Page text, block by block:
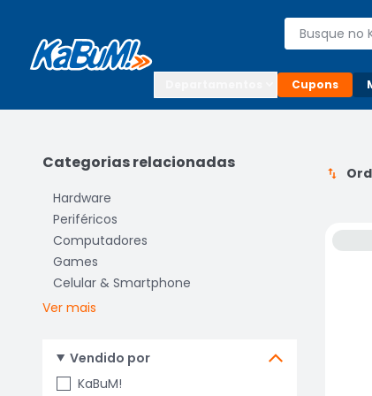
Buscar
Cupons
Categorias relacionadas
Hardware
Periféricos
Computadores
Games
Celular & Smartphone
Ver mais
Vendido por
KaBuM!